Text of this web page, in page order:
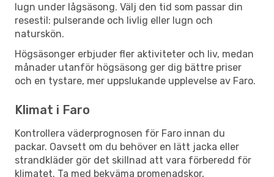
lugn under lågsäsong. Välj den tid som passar din
resestil: pulserande och livlig eller lugn och
naturskön.
Högsäsonger erbjuder fler aktiviteter och liv, medan
månader utanför högsäsong ger dig bättre priser
och en tystare, mer uppslukande upplevelse av Faro.
Klimat i Faro
Kontrollera väderprognosen för Faro innan du
packar. Oavsett om du behöver en lätt jacka eller
strandkläder gör det skillnad att vara förberedd för
klimatet. Ta med bekväma promenadskor,